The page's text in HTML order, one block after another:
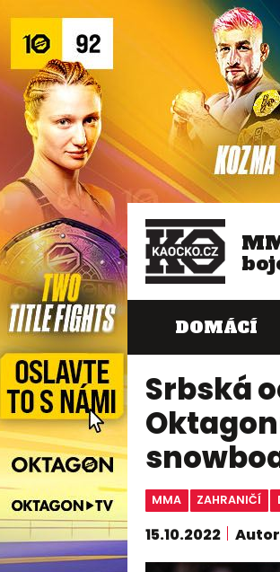
DOMÁCÍ
Srbská
MMA ZAHRANIČÍ
15.10.2022